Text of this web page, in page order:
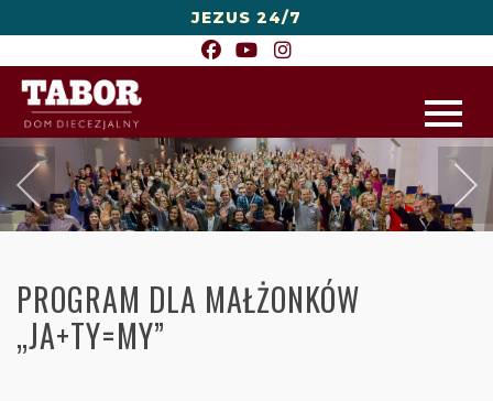
JEZUS 24/7
PROGRAM DLA MAŁŻONKÓW
„JA+TY=MY”